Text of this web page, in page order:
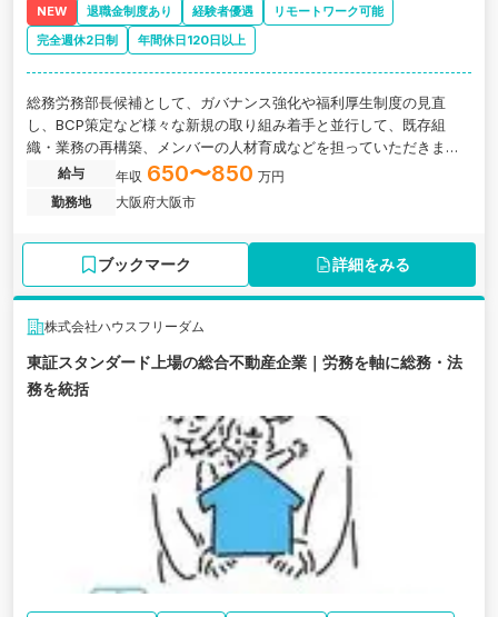
NEW 退職金制度あり 経験者優遇
リモートワーク可能
完全週休2日制
年間休日120日以上
総務労務部長候補として、ガバナンス強化や福利厚生制度の見直
し、BCP策定など様々な新規の取り組み着手と並行して、既存組
織・業務の再構築、メンバーの人材育成などを担っていただきま
す。大阪府大阪市にある、店舗経営に特化したコンサルグループを
統括する持株会社の求人です。
給与 年収 650〜850 万円
勤務地
大阪府大阪市
ブックマーク 詳細をみる
株式会社ハウスフリーダム
東証スタンダード上場の総合不動産企業｜労務を軸に総務・法
務を統括